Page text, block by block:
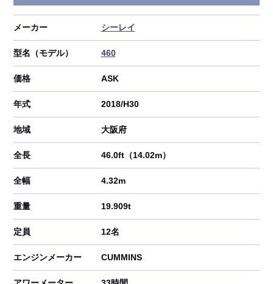
メーカー シーレイ
型名（モデル） 460
価格 ASK
年式 2018/H30
地域 大阪府
全長 46.0ft（14.02m）
全幅 4.32m
重量 19.909t
定員 12名
エンジンメーカー CUMMINS